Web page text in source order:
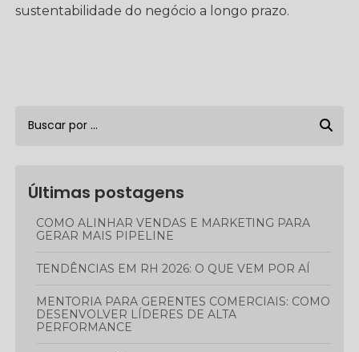
sustentabilidade do negócio a longo prazo.
Últimas postagens
COMO ALINHAR VENDAS E MARKETING PARA
GERAR MAIS PIPELINE
TENDÊNCIAS EM RH 2026: O QUE VEM POR AÍ
MENTORIA PARA GERENTES COMERCIAIS: COMO
DESENVOLVER LÍDERES DE ALTA
PERFORMANCE